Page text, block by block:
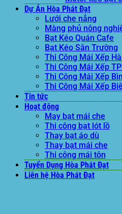
Dự Án Hòa Phát Đạt
Lưới che nắng
Màng phủ nông
Bạt Kéo Quán Cafe
Bạt Kéo Sân Trường
Thi Công Mái Xếp
Thi Công Mái Xếp
Thi Công Mái Xếp
Thi Công Mái Xếp
Tin tức
Hoạt động
May bạt mái che
Thi công bạt lót lồ
Thay bạt áo dù
Thay bạt mái che
Thi công mái tôn
Tuyển Dụng Hòa Phát Đạt
Liên hệ Hòa Phát Đạt